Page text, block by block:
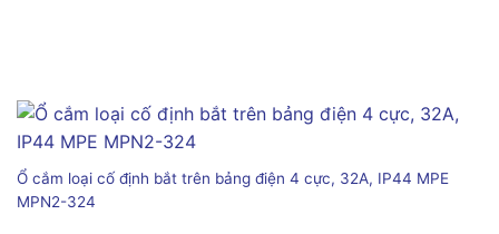
Ổ cắm loại cố định bắt trên bảng điện 4 cực, 32A, IP44 MPE
MPN2-324